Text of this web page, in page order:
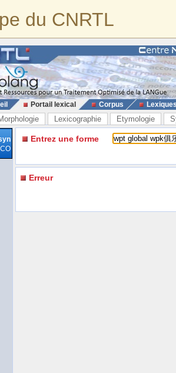
du CNRTL
Portail lexical Corpus
Lexicographie Etymologie
Entrez une forme
Erreur